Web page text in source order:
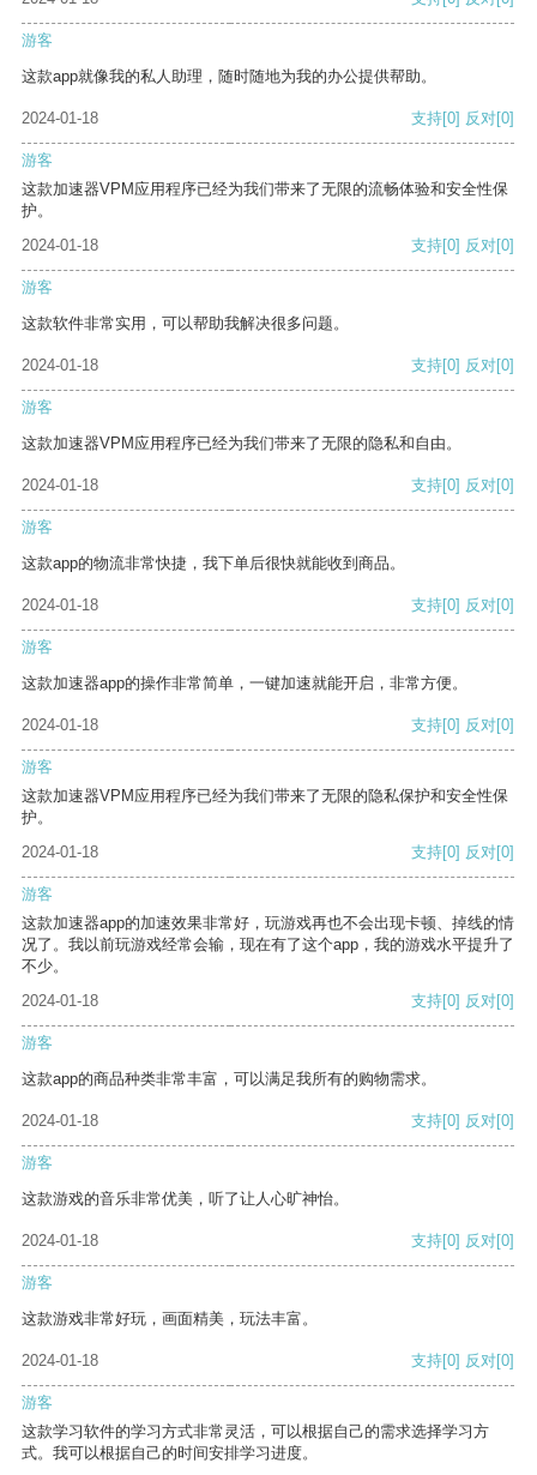
游客
这款app就像我的私人助理，随时随地为我的办公提供帮助。
2024-01-18 支持[0] 反对[0]
游客
这款加速器VPM应用程序已经为我们带来了无限的流畅体验和安全性保
护。
2024-01-18
支持[0] 反对[0]
游客
这款软件非常实用，可以帮助我解决很多问题。
2024-01-18 支持[0] 反对[0]
游客
这款加速器VPM应用程序已经为我们带来了无限的隐私和自由。
2024-01-18 支持[0] 反对[0]
游客
这款app的物流非常快捷，我下单后很快就能收到商品。
2024-01-18 支持[0] 反对[0]
游客
这款加速器app的操作非常简单，一键加速就能开启，非常方便。
2024-01-18 支持[0] 反对[0]
游客
这款加速器VPM应用程序已经为我们带来了无限的隐私保护和安全性保
护。
2024-01-18
支持[0] 反对[0]
游客
这款加速器app的加速效果非常好，玩游戏再也不会出现卡顿、掉线的情
况了。我以前玩游戏经常会输，现在有了这个app，我的游戏水平提升了
不少。
2024-01-18
支持[0] 反对[0]
游客
这款app的商品种类非常丰富，可以满足我所有的购物需求。
2024-01-18 支持[0] 反对[0]
游客
这款游戏的音乐非常优美，听了让人心旷神怡。
2024-01-18 支持[0] 反对[0]
游客
这款游戏非常好玩，画面精美，玩法丰富。
2024-01-18 支持[0] 反对[0]
游客
这款学习软件的学习方式非常灵活，可以根据自己的需求选择学习方
式。我可以根据自己的时间安排学习进度。